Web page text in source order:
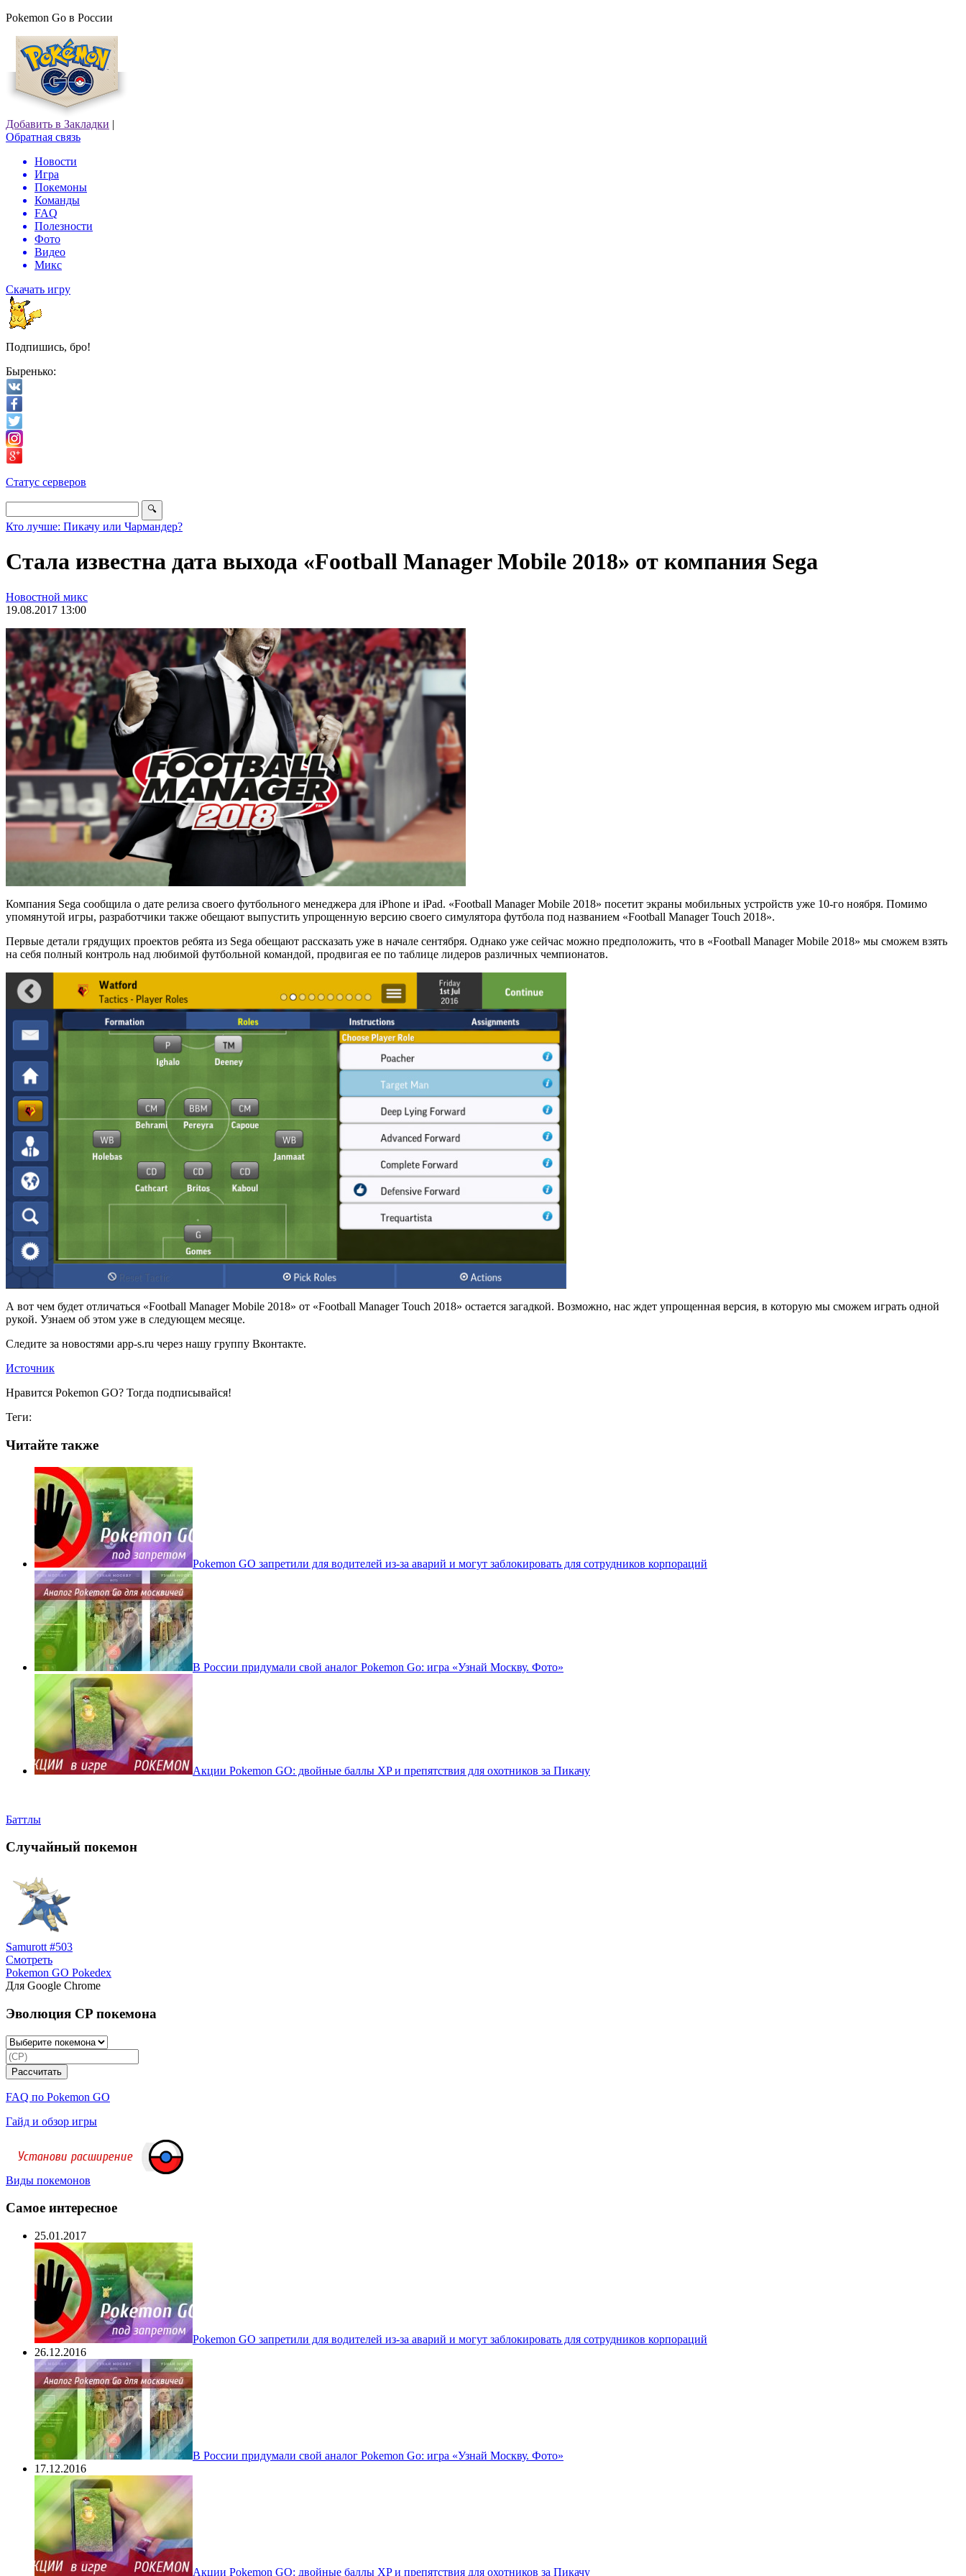
Pokemon Go в России
Добавить в Закладки |
Обратная связь
Новости
Игра
Покемоны
Команды
FAQ
Полезности
Фото
Видео
Микс
Скачать игру
Подпишись, бро!
Быренько:
Статус серверов
Кто лучше: Пикачу или Чармандер?
Стала известна дата выхода «Football Manager Mobile 2018» от компания Sega
Новостной микс
19.08.2017 13:00
Компания Sega сообщила о дате релиза своего футбольного менеджера для iPhone и iPad. «Football Manager Mobile 2018» посетит экраны мобильных устройств уже 10-го ноября. Помимо
упомянутой игры, разработчики также обещают выпустить упрощенную версию своего симулятора футбола под названием «Football Manager Touch 2018».
Первые детали грядущих проектов ребята из Sega обещают рассказать уже в начале сентября. Однако уже сейчас можно предположить, что в «Football Manager Mobile 2018» мы сможем взять
на себя полный контроль над любимой футбольной командой, продвигая ее по таблице лидеров различных чемпионатов.
А вот чем будет отличаться «Football Manager Mobile 2018» от «Football Manager Touch 2018» остается загадкой. Возможно, нас ждет упрощенная версия, в которую мы сможем играть одной
рукой. Узнаем об этом уже в следующем месяце.
Следите за новостями app-s.ru через нашу группу Вконтакте.
Источник
Нравится Pokemon GO? Тогда подписывайся!
Теги:
Читайте также
Pokеmon GO запретили для водителей из-за аварий и могут заблокировать для сотрудников корпораций
В России придумали свой аналог Pokemon Go: игра «Узнай Москву. Фото»
Акции Pokemon GO: двойные баллы XP и препятствия для охотников за Пикачу
Баттлы
Случайный покемон
Samurott #503
Смотреть
Pokemon GO Pokedex
Для Google Chrome
Эволюция CP покемона
FAQ по Pokemon GO
Гайд и обзор игры
Виды покемонов
Самое интересное
25.01.2017
Pokеmon GO запретили для водителей из-за аварий и могут заблокировать для сотрудников корпораций
26.12.2016
В России придумали свой аналог Pokemon Go: игра «Узнай Москву. Фото»
17.12.2016
Акции Pokemon GO: двойные баллы XP и препятствия для охотников за Пикачу